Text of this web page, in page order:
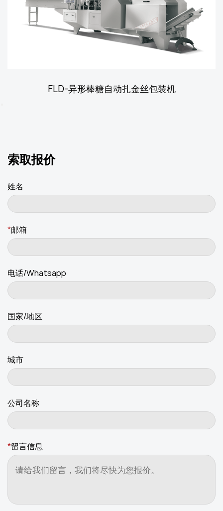
FLD-气压扭结包装机
索取报价
姓名
*邮箱
电话/Whatsapp
国家/地区
城市
公司名称
*留言信息